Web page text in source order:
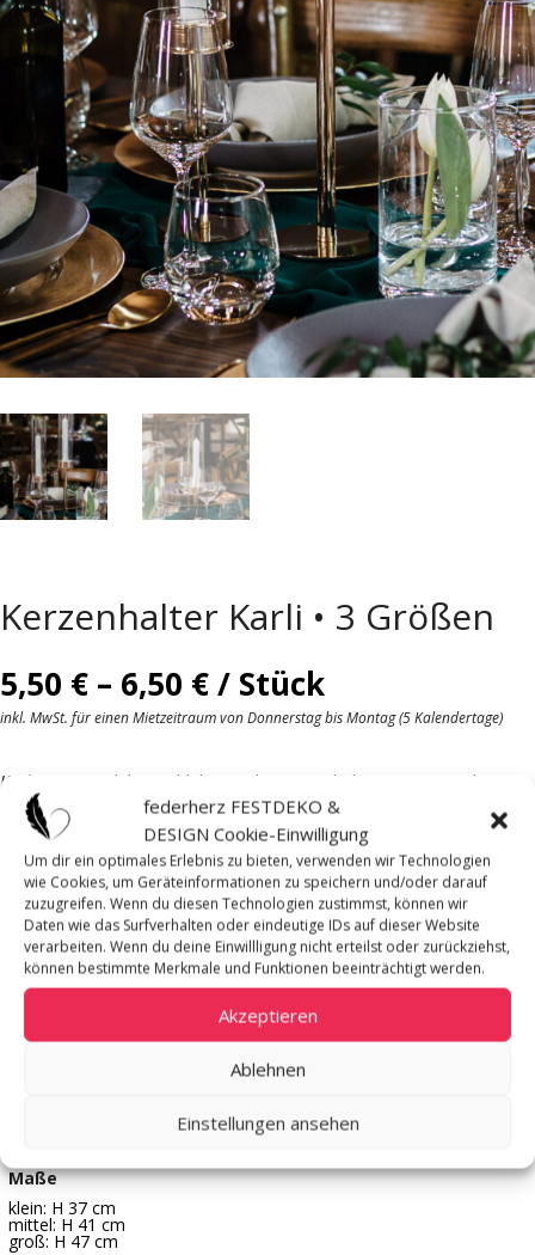
federherz FESTDEKO &
DESIGN Cookie-Einwilligung
Um dir ein optimales Erlebnis zu bieten, verwenden wir Technologien
wie Cookies, um Geräteinformationen zu speichern und/oder darauf
zuzugreifen. Wenn du diesen Technologien zustimmst, können wir
Daten wie das Surfverhalten oder eindeutige IDs auf dieser Website
verarbeiten. Wenn du deine Einwillligung nicht erteilst oder zurückziehst,
können bestimmte Merkmale und Funktionen beeinträchtigt werden.
Akzeptieren
Ablehnen
Einstellungen ansehen
Kerzenhalter Karli • 3 Größen
5,50 € – 6,50 €Preisspanne:
5,50 €
bis
6,50 €
/ Stück
inkl. MwSt. für einen Mietzeitraum von Donnerstag bis Montag (5 Kalendertage)
Karli
ist ein stabiler, goldglänzender Kerzenhalter mit passendem
Glasaufsatz – edel, schlicht und vielseitig einsetzbar.
Besonders schön als Akzent auf Tischen oder bei der Trauung.
Empfohlene Kerzengröße: ca. 18 cm Höhe.
Mietpreis pro
Stück
klein: 18
Glas, klar / Metall, gold glänzend
Maße
klein: H 37 cm
mittel: H 41 cm
groß: H 47 cm